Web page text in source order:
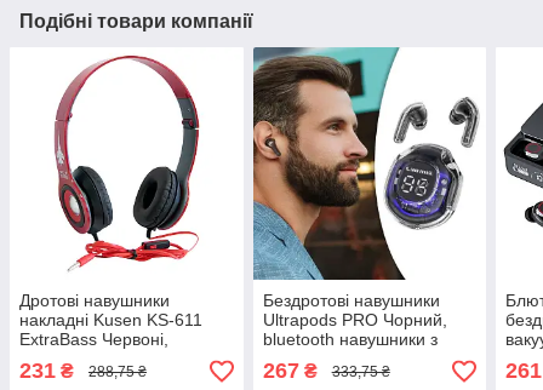
Подібні товари компанії
Дротові навушники
накладні Kusen KS-611
ExtraBass Червоні,
навушники з мікрофоном
(проводные наушники)
231 ₴ 288,75 ₴
Бездротові навушники
Ultrapods PRO Чорний,
bluetooth навушники з
мікрофоном для
телефону, гарнітура
267₴ 333,75 ₴ 261